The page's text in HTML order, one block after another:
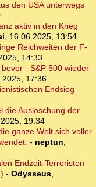
den USA unterwegs
aktiv in den Krieg
, 16.06.2025, 13:54
Reichweiten der F-
14:33
- S&P 500 wieder
17:36
Endsieg -
die Auslöschung der
19:34
ganze Welt sich voller
- neptun,
Endzeit-Terroristen
- Odysseus,